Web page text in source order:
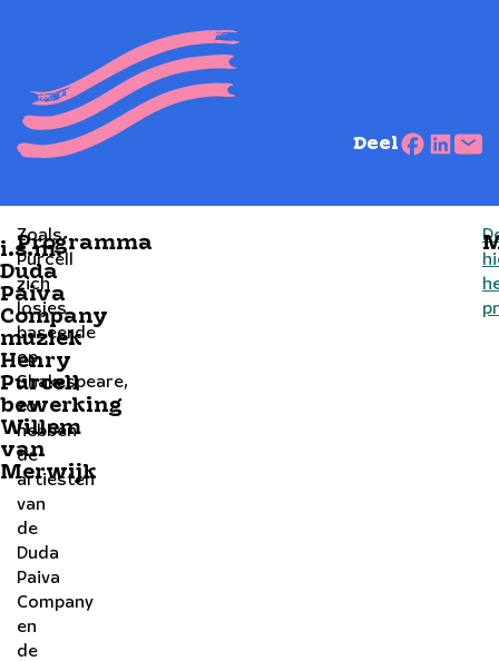
Deel
i.s.m.
Duda
Paiva
Company
muziek
Henry
Purcell
bewerking
Willem
van
Merwijk
Zoals
Purcell
zich
losjes
baseerde
op
Shakespeare,
zo
hebben
de
artiesten
van
de
Duda
Paiva
Company
en
de
Programma